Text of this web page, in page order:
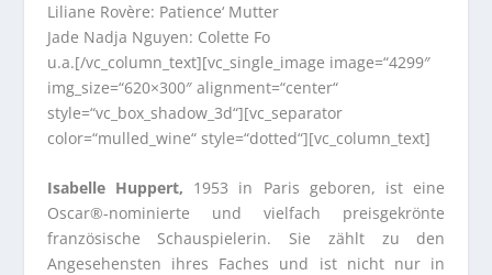
Liliane Rovère: Patience‘ Mutter
Jade Nadja Nguyen: Colette Fo
u.a.[/vc_column_text][vc_single_image image=“4299″
img_size=“620×300″ alignment=“center“
style=“vc_box_shadow_3d“][vc_separator
color=“mulled_wine“ style=“dotted“][vc_column_text]
Isabelle Huppert, 1953 in Paris geboren, ist eine
Oscar®-nominierte und vielfach preisgekrönte
französische Schauspielerin. Sie zählt zu den
Angesehensten ihres Faches und ist nicht nur in